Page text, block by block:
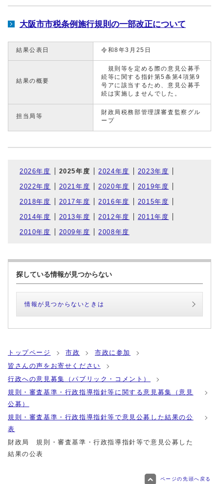
大阪市市税条例施行規則の一部改正について
結果公表日 令和8年3月25日
結果の概要
規則等を定める際の意見公募手
続等に関する指針第5条第4項第9
号アに該当するため、意見公募手
続は実施しませんでした。
担当局等
財政局税務部管理課審査監察グル
ープ
2026年度 2025年度 2024年度 2023年度
2022年度 2021年度 2020年度 2019年度
2018年度 2017年度 2016年度 2015年度
2014年度 2013年度 2012年度 2011年度
2010年度 2009年度 2008年度
探している情報が見つからない
情報が見つからないときは
トップページ 市政
市政に参加
皆さんの声をお寄せください
行政への意見募集（パブリック・コメント）
規則・審査基準・行政指導指針等に関する意見募集（意見
公募）
規則・審査基準・行政指導指針等で意見公募した結果の公
表
財政局 規則・審査基準・行政指導指針等で意見公募した
結果の公表
ページの先頭へ戻る